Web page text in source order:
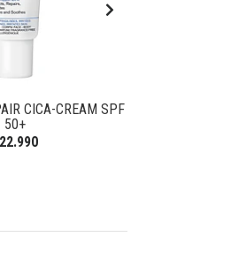
CICA-CREAM SPF
50+